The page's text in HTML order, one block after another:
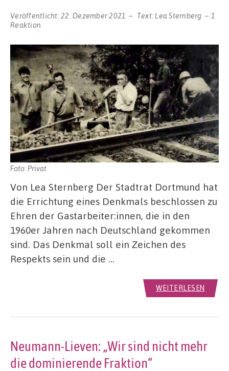
Veröffentlicht:22. Dezember 2021 Text:Lea Sternberg
1
Reaktion
Foto: Privat
Von Lea Sternberg Der Stadtrat Dortmund hat
die Errichtung eines Denkmals beschlossen zu
Ehren der Gastarbeiter:innen, die in den
1960er Jahren nach Deutschland gekommen
sind. Das Denkmal soll ein Zeichen des
Respekts sein und die …
WEITERLESEN
Neumann-Lieven: „Wir sind nicht mehr
die dominierende Fraktion“